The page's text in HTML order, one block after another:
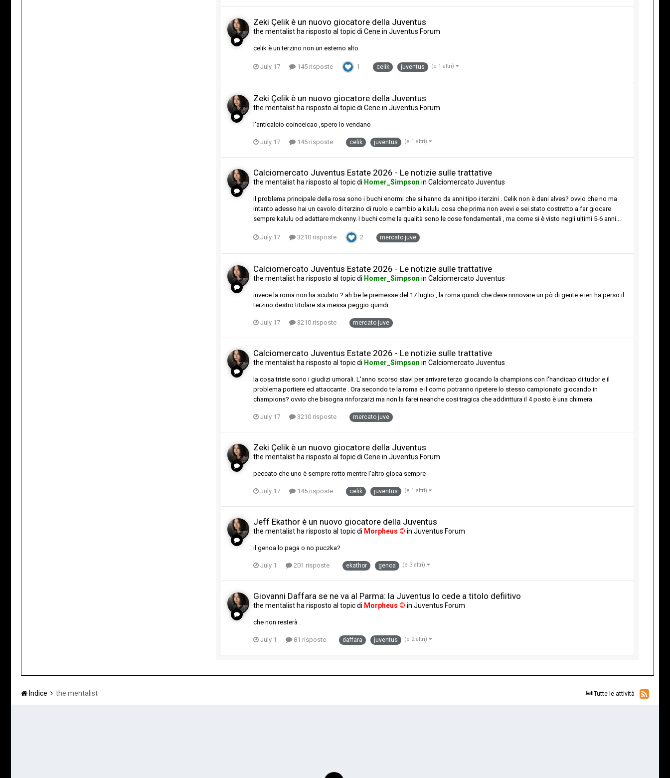
Zeki Çelik è un nuovo giocatore della Juventus
the mentalist ha risposto al topic di Cene in Juventus Forum
celik è un terzino non un esterno alto
July 17 145 risposte 1 celik juventus (e 1 altri)
Zeki Çelik è un nuovo giocatore della Juventus
the mentalist ha risposto al topic di Cene in Juventus Forum
l'anticalcio coinceicao ,spero lo vendano
July 17 145 risposte celik juventus (e 1 altri)
Calciomercato Juventus Estate 2026 - Le notizie sulle trattative
the mentalist ha risposto al topic di Homer_Simpson in Calciomercato Juventus
il problema principale della rosa sono i buchi enormi che si hanno da anni tipo i terzini . Celik non è dani alves? ovvio che no ma
intanto adesso hai un cavolo di terzino di ruolo e cambio a kalulu cosa che prima non avevi e sei stato costretto a far giocare
sempre kalulu od adattare mckenny. I buchi come la qualità sono le cose fondamentali , ma come si è visto negli ultimi 5-6 anni...
July 17 3210 risposte 2 mercato juve
Calciomercato Juventus Estate 2026 - Le notizie sulle trattative
the mentalist ha risposto al topic di Homer_Simpson in Calciomercato Juventus
invece la roma non ha sculato ? ah be le premesse del 17 luglio , la roma quindi che deve rinnovare un pò di gente e ieri ha perso il
terzino destro titolare sta messa peggio quindi.
July 17 3210 risposte mercato juve
Calciomercato Juventus Estate 2026 - Le notizie sulle trattative
the mentalist ha risposto al topic di Homer_Simpson in Calciomercato Juventus
la cosa triste sono i giudizi umorali. L'anno scorso stavi per arrivare terzo giocando la champions con l'handicap di tudor e il
problema portiere ed attaccante . Ora secondo te la roma e il como potranno ripetere lo stesso campionato giocando in
champions? ovvio che bisogna rinforzarzi ma non la farei neanche cosi tragica che addirittura il 4 posto è una chimera.
July 17 3210 risposte mercato juve
Zeki Çelik è un nuovo giocatore della Juventus
the mentalist ha risposto al topic di Cene in Juventus Forum
peccato che uno è sempre rotto mentre l'altro gioca sempre
July 17 145 risposte celik juventus (e 1 altri)
Jeff Ekathor è un nuovo giocatore della Juventus
the mentalist ha risposto al topic di Morpheus © in Juventus Forum
il genoa lo paga o no puczka?
July 1 201 risposte ekathor genoa (e 3 altri)
Giovanni Daffara se ne va al Parma: la Juventus lo cede a titolo defiitivo
the mentalist ha risposto al topic di Morpheus © in Juventus Forum
che non resterà .
July 1 81 risposte daffara juventus (e 2 altri)
Tutte le attività
Indice the mentalist